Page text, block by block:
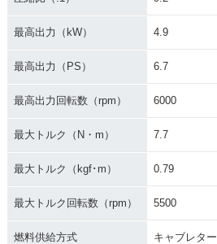
最高出力（kW） 4.9
最高出力（PS） 6.7
最高出力回転数（rpm） 6000
最大トルク（N・m） 7.7
最大トルク（kgf･m） 0.79
最大トルク回転数（rpm） 5500
燃料供給方式 キャブレター